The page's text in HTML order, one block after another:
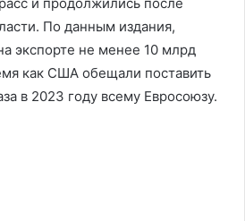
По данным издания,
экспорте не менее 10 млрд
как США обещали поставить
в 2023 году всему Евросоюзу.